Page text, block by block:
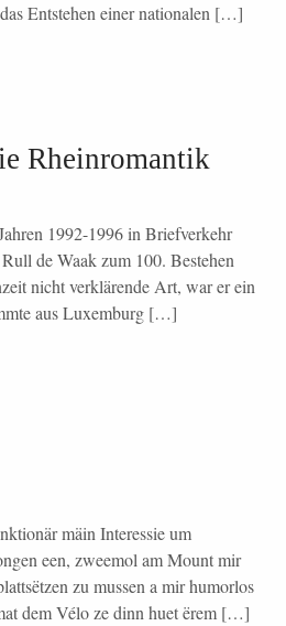
Entstehen einer nationalen […]
Rheinromantik
1992-1996 in Briefverkehr
de Waak zum 100. Bestehen
nicht verklärende Art, war er ein
aus Luxemburg […]
mäin Interessie um
een, zweemol am Mount mir
zu mussen a mir humorlos
dem Vélo ze dinn huet ërem […]